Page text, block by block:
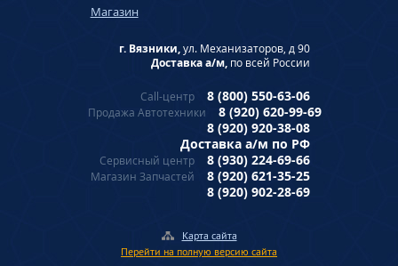
Магазин
г. Вязники,ул. Механизаторов, д 90
Доставка а/м, по всей России
Call-центр 8 (800) 550-63-06
Продажа Автотехники
8 (920) 620-99-69
8 (920) 920-38-08
Доставка а/м по РФ
Сервисный центр 8 (930) 224-69-66
Магазин Запчастей
8 (920) 621-35-25
8 (920) 902-28-69
Карта сайта
Перейти на полную версию сайта